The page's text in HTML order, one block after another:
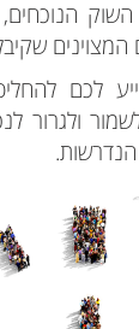
לכם
ולגרור